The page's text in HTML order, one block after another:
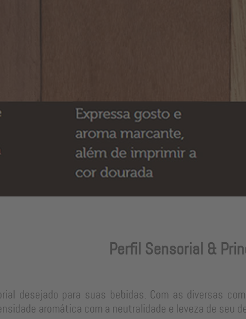
Perfil Sensorial &
desejado para suas bebidas. Com as diversas
aromática com a neutralidade e leveza de seu